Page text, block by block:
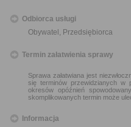
Odbiorca usługi
Obywatel, Przedsiębiorca
Termin załatwienia sprawy
Sprawa załatwiana jest
się terminów przewidzianych w
okresów opóźnień
skomplikowanych termin może
Informacja